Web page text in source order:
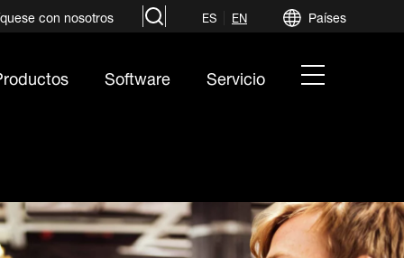
con nosotros search ES EN Países
Software Servicio hamburger
menu